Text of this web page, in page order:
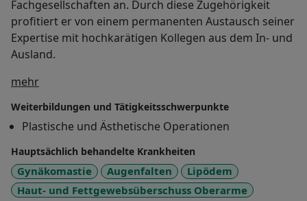
Fachgesellschaften an. Durch diese Zugehörigkeit
profitiert er von einem permanenten Austausch seiner
Expertise mit hochkarätigen Kollegen aus dem In- und
Ausland.
mehrÜber mich
Weiterbildungen und Tätigkeitsschwerpunkte
Plastische und Ästhetische Operationen
Hauptsächlich behandelte Krankheiten
Gynäkomastie Augenfalten
Lipödem
Haut- und Fettgewebsüberschuss Oberarme